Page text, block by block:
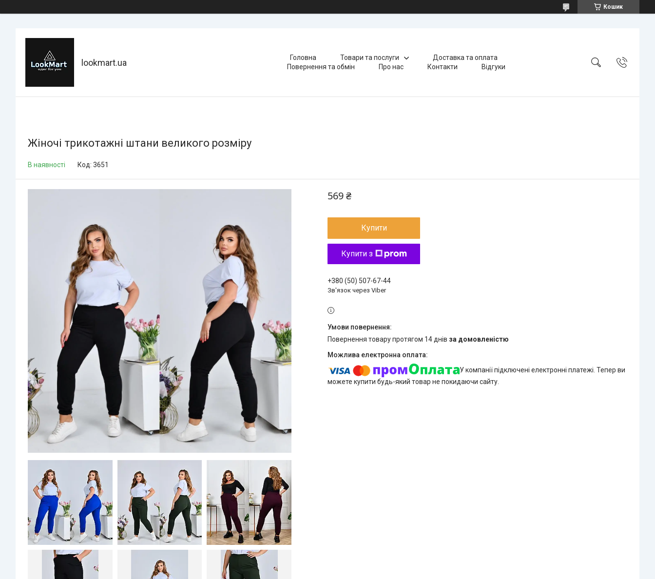
Кошик
lookmart.ua Головна Товари та послуги
Доставка та оплата
Повернення та обмін
Про нас Контакти Відгуки
Жіночі трикотажні штани великого розміру
В наявності Код: 3651
569 ₴
Купити
Купити з
+380 (50) 507-67-44
Зв'язок через Viber
повернення товару протягом 14 днів за домовленістю
У компанії підключені електронні платежі. Тепер ви
можете купити будь-який товар не покидаючи сайту.